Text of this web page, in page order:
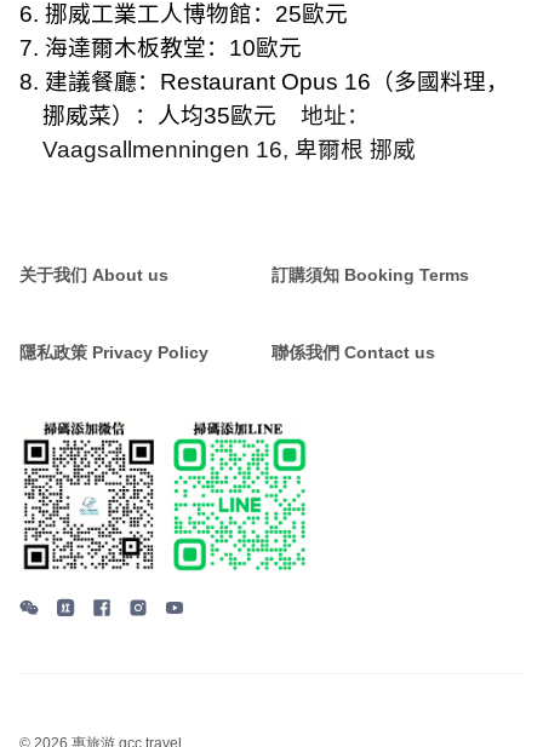
6. 挪威工業工人博物館： 25歐元
7. 海達爾木板教堂： 10歐元
8. 建議餐廳： Restaurant Opus 16 （多國料理，
挪威菜）：人均35歐元
地址：
Vaagsallmenningen 16, 卑爾根 挪威
关于我们 About us 訂購須知 Booking Terms
隱私政策 Privacy Policy 聯係我們 Contact us